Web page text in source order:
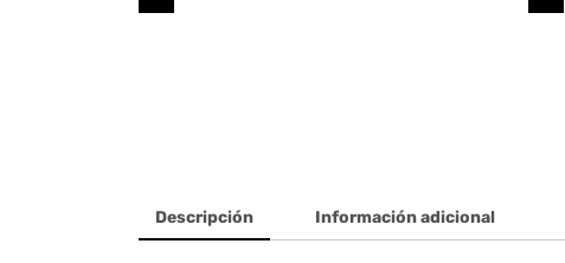
Descripción Información adicional